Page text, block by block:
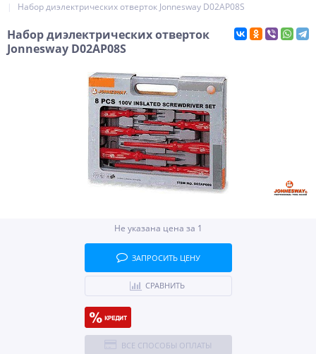
Набор диэлектрических отверток Jonnesway D02AP08S
Набор диэлектрических отверток
Jonnesway D02AP08S
Не указана цена за 1
ЗАПРОСИТЬ ЦЕНУ
СРАВНИТЬ
ВСЕ СПОСОБЫ ОПЛАТЫ